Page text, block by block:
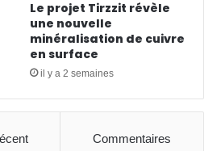
Le projet Tirzzit révèle
une nouvelle
minéralisation de cuivre
en surface
il y a 2 semaines
Commentaires